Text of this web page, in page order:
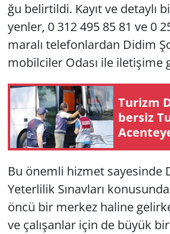
ğu be­lir­til­di. Kayıt ve de­tay­lı
yen­ler, 0 312 495 85 81 ve 0
ma­ra­lı te­le­fon­lar­dan Didim
mo­bil­ci­ler Odası ile ile­ti­şi­me
Tu­rizm
ber­siz
Bu önem­li hiz­met sa­ye­sin­de
Ye­ter­li­lik Sı­nav­la­rı
öncü bir mer­kez ha­li­ne
ve ça­lı­şan­lar için de büyük